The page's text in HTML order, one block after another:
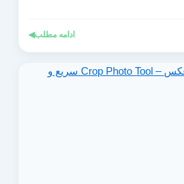
ادامه مطلب◀